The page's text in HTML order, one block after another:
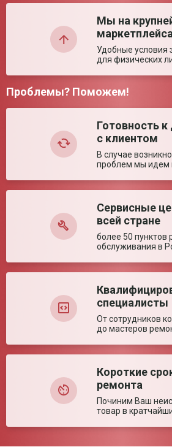
Недостатки:
Оставить отзыв
Мы на
Удобные условия
для физических
Проблемы? Поможем!
Готовность к
с клиентом
В случае
проблем мы идем
Сервисные
всей стране
более 50 пунктов
обслуживания в
специалисты
От сотрудников
до мастеров
Короткие
ремонта
Починим Ваш
товар в